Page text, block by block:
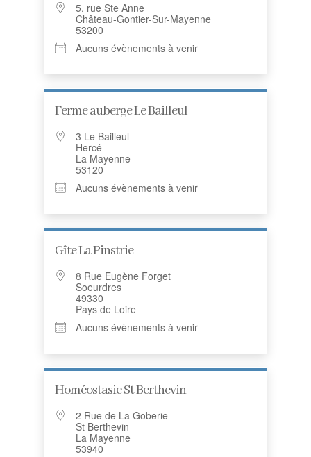
5, rue Ste Anne
Château-Gontier-Sur-Mayenne
53200
Aucuns évènements à venir
Ferme auberge Le Bailleul
3 Le Bailleul
Hercé
La Mayenne
53120
Aucuns évènements à venir
Gîte La Pinstrie
8 Rue Eugène Forget
Soeurdres
49330
Pays de Loire
Aucuns évènements à venir
Homéostasie St Berthevin
2 Rue de La Goberie
St Berthevin
La Mayenne
53940